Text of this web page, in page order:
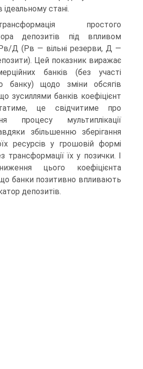
ідеальному стані.
простого
депозитів під впливом
Рв/Д (Рв — вільні резерви, Д —
Цей показник виражає
банків (без участі
банку) щодо зміни обсягів
зусиллями банків коефіцієнт
це свідчитиме про
процесу мультиплікації
збільшенню зберігання
ресурсів у грошовій формі
трансформації їх у позички. І
цього коефіцієнта
банки позитивно впливають
депозитів.